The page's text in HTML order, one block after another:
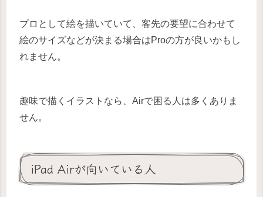
プロとして絵を描いていて、客先の要望に合わせて
絵のサイズなどが決まる場合はProの方が良いかもし
れません。
趣味で描くイラストなら、Airで困る人は多くありま
せん。
iPad Airが向いている人